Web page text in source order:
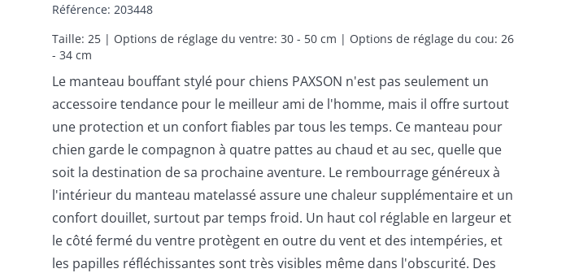
Référence: 203448
Taille: 25 | Options de réglage du ventre: 30 - 50 cm | Options de réglage du cou: 26
- 34 cm
Le manteau bouffant stylé pour chiens PAXSON n'est pas seulement un
accessoire tendance pour le meilleur ami de l'homme, mais il offre surtout
une protection et un confort fiables par tous les temps. Ce manteau pour
chien garde le compagnon à quatre pattes au chaud et au sec, quelle que
soit la destination de sa prochaine aventure. Le rembourrage généreux à
l'intérieur du manteau matelassé assure une chaleur supplémentaire et un
confort douillet, surtout par temps froid. Un haut col réglable en largeur et
le côté fermé du ventre protègent en outre du vent et des intempéries, et
les papilles réfléchissantes sont très visibles même dans l'obscurité. Des